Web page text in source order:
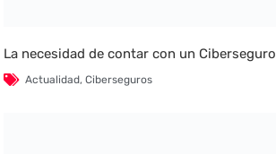
La necesidad de contar con un Ciberseguro
Actualidad,Ciberseguros